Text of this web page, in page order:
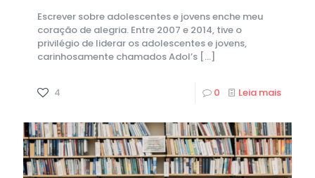
Escrever sobre adolescentes e jovens enche meu
coração de alegria. Entre 2007 e 2014, tive o
privilégio de liderar os adolescentes e jovens,
carinhosamente chamados Adol’s […]
4 0 Leia mais